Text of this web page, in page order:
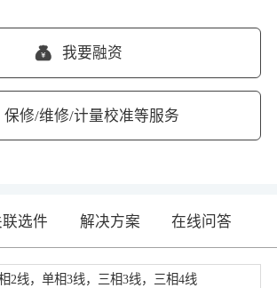
我要融资
保修/维修/计量校准等服务
联选件 解决方案 在线问答
2线，单相3线，三相3线，三相4线